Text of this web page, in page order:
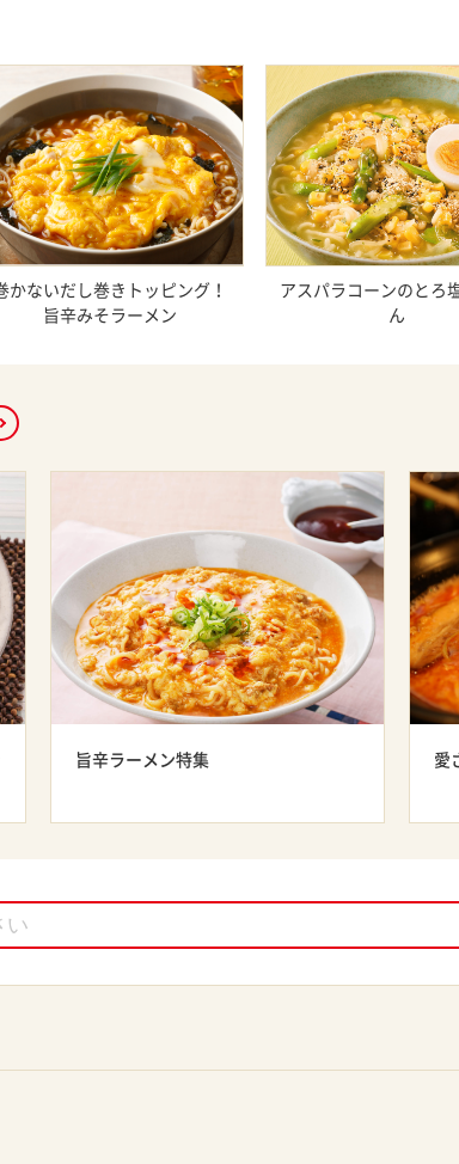
かないだし巻きトッピング！
旨辛みそラーメン
アスパラコーンのとろ
ん
旨辛ラーメン特集 愛